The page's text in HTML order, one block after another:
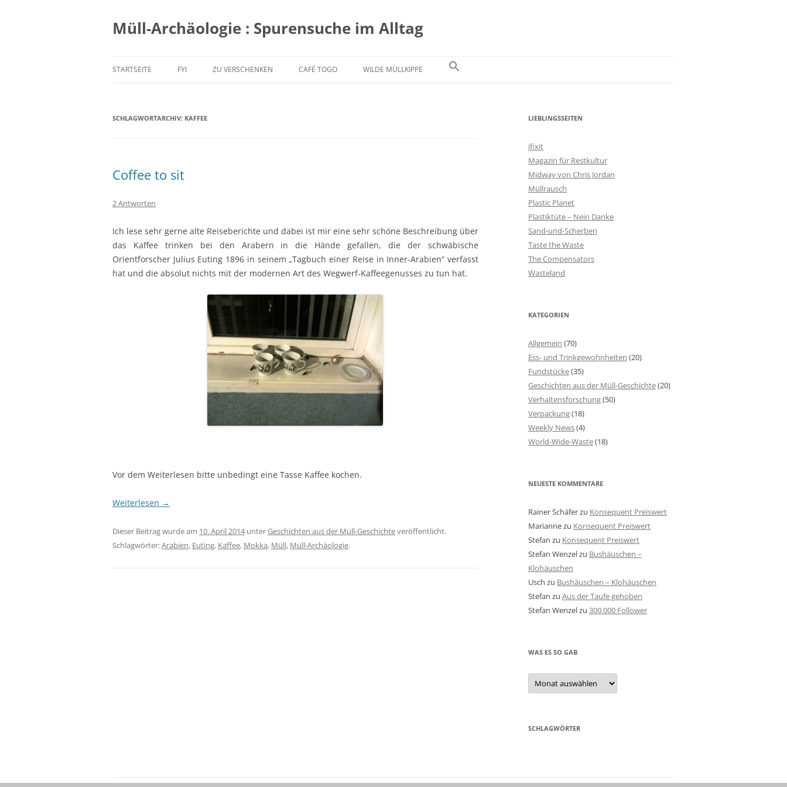
springen
Müll-Archäologie : Spurensuche im Alltag
STARTSEITE FYI ZU VERSCHENKEN CAFÉ TOGO WILDE MÜLLKIPPE
SCHLAGWORTARCHIV: KAFFEE
Coffee to sit
2 Antworten
Ich lese sehr gerne alte Reiseberichte und dabei ist mir eine sehr schöne Beschreibung über
das Kaffee trinken bei den Arabern in die Hände gefallen, die der schwäbische
Orientforscher Julius Euting 1896 in seinem „Tagbuch einer Reise in Inner-Arabien“ verfasst
hat und die absolut nichts mit der modernen Art des Wegwerf-Kaffeegenusses zu tun hat.
Vor dem Weiterlesen bitte unbedingt eine Tasse Kaffee kochen.
Weiterlesen →
Dieser Beitrag wurde am 10. April 2014unterGeschichten aus der Müll-Geschichteveröffentlicht.
Schlagwörter:Arabien, Euting, Kaffee, Mokka, Müll, Müll-Archäologie.
LIEBLINGSSEITEN
ifixit
Magazin für Restkultur
Midway von Chris Jordan
Müllrausch
Plastic Planet
Plastiktüte – Nein Danke
Sand-und-Scherben
Taste the Waste
The Compensators
Wasteland
KATEGORIEN
Allgemein (70)
Ess- und Trinkgewohnheiten (20)
Fundstücke(35)
Geschichten aus der Müll-Geschichte(20)
Verhaltensforschung(50)
Verpackung(18)
Weekly News(4)
World-Wide-Waste(18)
NEUESTE KOMMENTARE
Rainer Schäferzu Konsequent Preiswert
Mariannezu Konsequent Preiswert
Stefan zu Konsequent Preiswert
Stefan Wenzelzu Bushäuschen –
Klohäuschen
Usch zu Bushäuschen – Klohäuschen
Stefan zu Aus der Taufe gehoben
Stefan Wenzelzu 300.000 Follower
WAS ES SO GAB
Was
es
so
SCHLAGWÖRTER